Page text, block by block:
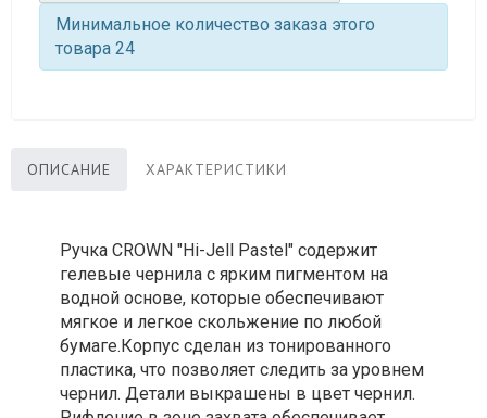
Минимальное количество заказа этого
товара 24
ОПИСАНИЕ ХАРАКТЕРИСТИКИ
Ручка CROWN "Hi-Jell Pastel" содержит
гелевые чернила с ярким пигментом на
водной основе, которые обеспечивают
мягкое и легкое скольжение по любой
бумаге.Корпус сделан из тонированного
пластика, что позволяет следить за уровнем
чернил. Детали выкрашены в цвет чернил.